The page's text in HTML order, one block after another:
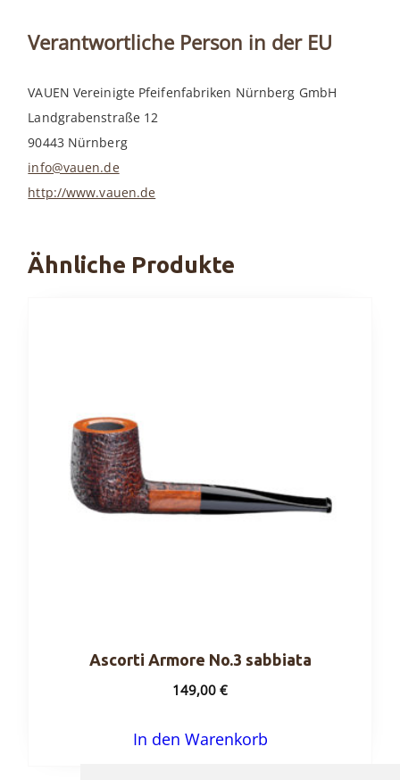
Verantwortliche Person in der EU
VAUEN Vereinigte Pfeifenfabriken Nürnberg GmbH
Landgrabenstraße 12
90443 Nürnberg
info@vauen.de
http://www.vauen.de
Ähnliche Produkte
Ascorti Armore No.3 sabbiata
149,00€
In den Warenkorb